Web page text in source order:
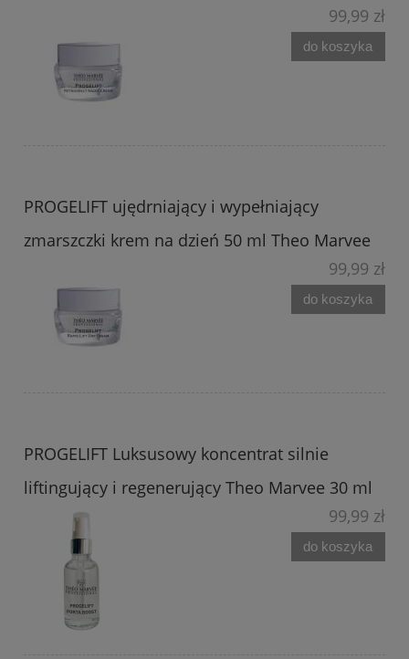
99,99 zł
do koszyka
PROGELIFT ujędrniający i wypełniający
zmarszczki krem na dzień 50 ml Theo Marvee
99,99 zł
do koszyka
PROGELIFT Luksusowy koncentrat silnie
liftingujący i regenerujący Theo Marvee 30 ml
99,99 zł
do koszyka